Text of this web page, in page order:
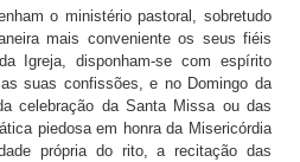
o ministério pastoral, sobretudo
mais conveniente os seus fiéis
Igreja, disponham-se com espírito
suas confissões, e no Domingo da
celebração da Santa Missa ou das
piedosa em honra da Misericórdia
própria do rito, a recitação das